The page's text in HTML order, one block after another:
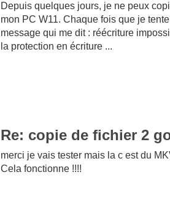
Depuis quelques jours, je ne peux
mon PC W11. Chaque fois que je
message qui me dit : réécriture
la protection en écriture ...
Re: copie de fichier 2
merci je vais tester mais la c est du
Cela fonctionne !!!!